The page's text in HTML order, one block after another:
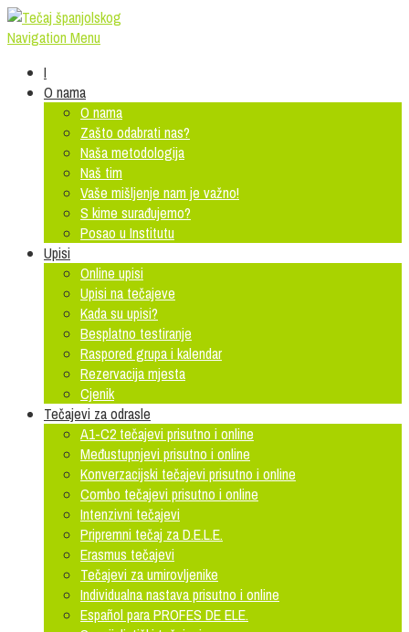
Navigation Menu
I
O nama
O nama
Zašto odabrati nas?
Naša metodologija
Naš tim
Vaše mišljenje nam je važno!
S kime surađujemo?
Posao u Institutu
Upisi
Online upisi
Upisi na tečajeve
Kada su upisi?
Besplatno testiranje
Raspored grupa i kalendar
Rezervacija mjesta
Cjenik
Tečajevi za odrasle
A1-C2 tečajevi prisutno i online
Međustupnjevi prisutno i online
Konverzacijski tečajevi prisutno i online
Combo tečajevi prisutno i online
Intenzivni tečajevi
Pripremni tečaj za D.E.L.E.
Erasmus tečajevi
Tečajevi za umirovljenike
Individualna nastava prisutno i online
Español para PROFES DE ELE.